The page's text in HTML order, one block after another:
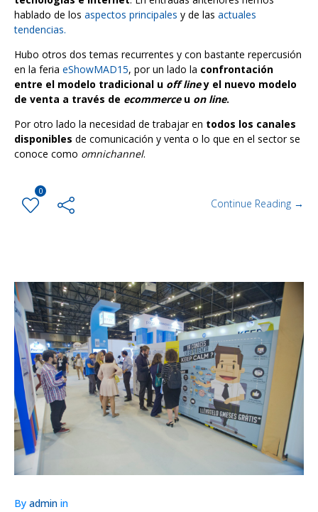
hablado de los aspectos principales y de las actuales
tendencias.
Hubo otros dos temas recurrentes y con bastante repercusión
en la feria eShowMAD15, por un lado la confrontación
entre el modelo tradicional u off liney el nuevo modelo
de venta a través de ecommerceu on line.
Por otro lado la necesidad de trabajar en todos los canales
disponibles de comunicación y venta o lo que en el sector se
conoce como omnichannel.
0
Continue Reading →
By admin in